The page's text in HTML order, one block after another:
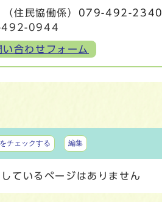
住民協働係） 079-492-2340
0944
い合わせフォーム
チェックする 編集
ているページはありません